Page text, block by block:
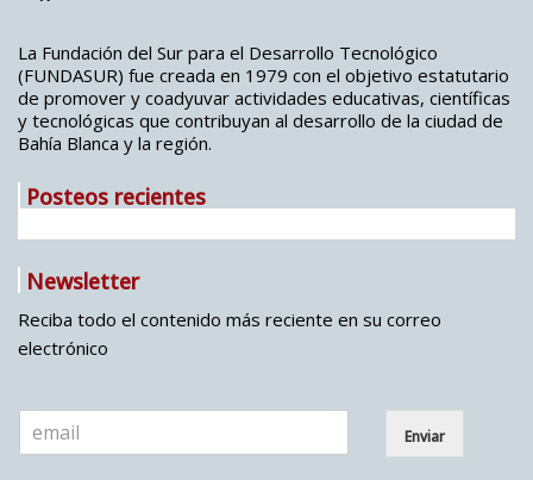
La Fundación del Sur para el Desarrollo Tecnológico
(FUNDASUR) fue creada en 1979 con el objetivo estatutario
de promover y coadyuvar actividades educativas, científicas
y tecnológicas que contribuyan al desarrollo de la ciudad de
Bahía Blanca y la región.
Posteos recientes
Newsletter
Reciba todo el contenido más reciente en su correo
electrónico
m
Enviar